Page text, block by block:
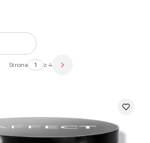
Strona z 4 Następne produkty